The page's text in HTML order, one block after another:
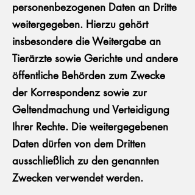
personenbezogenen Daten an Dritte
weitergegeben. Hierzu gehört
insbesondere die Weitergabe an
Tierärzte sowie Gerichte und andere
öffentliche Behörden zum Zwecke
der Korrespondenz sowie zur
Geltendmachung und Verteidigung
Ihrer Rechte. Die weitergegebenen
Daten dürfen von dem Dritten
ausschließlich zu den genannten
Zwecken verwendet werden.